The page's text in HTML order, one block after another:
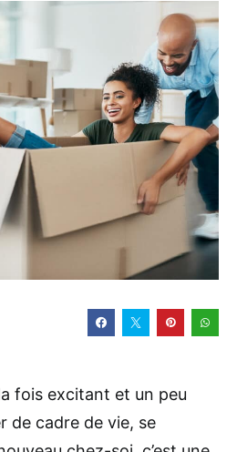
fois excitant et un peu
de cadre de vie, se